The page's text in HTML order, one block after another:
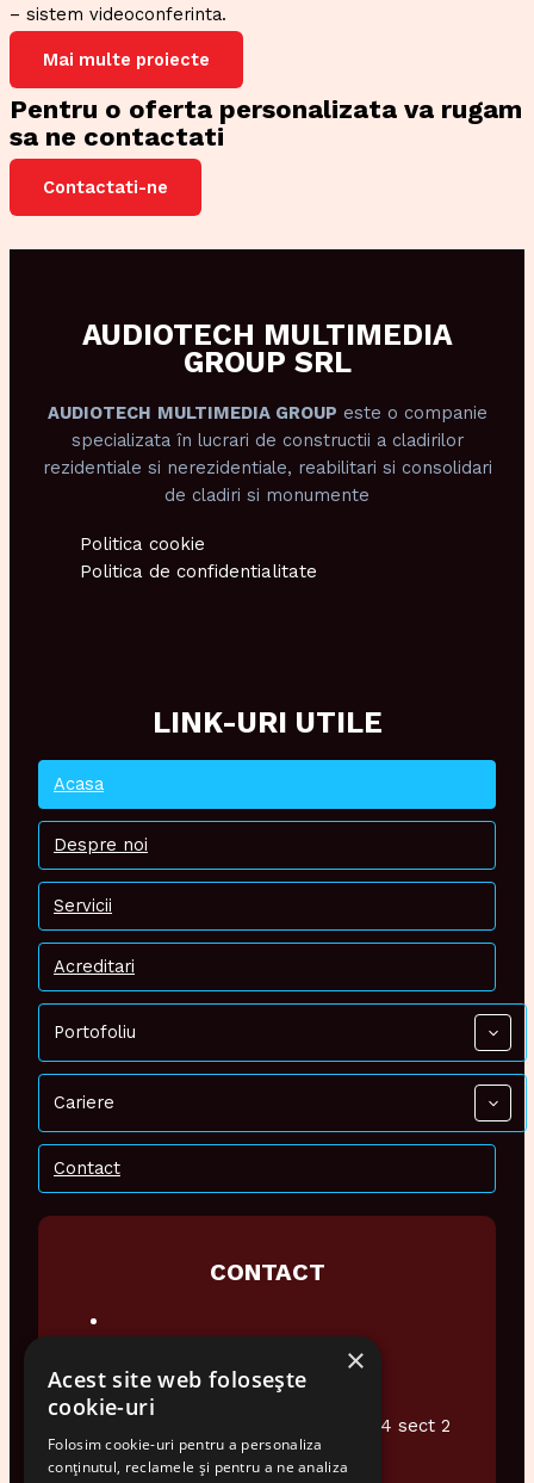
– sistem videoconferinta.
Mai multe proiecte
Pentru o oferta personalizata va rugam
sa ne contactati
Contactati-ne
AUDIOTECH MULTIMEDIA
GROUP SRL
AUDIOTECH MULTIMEDIA GROUP este o companie
specializata în lucrari de constructii a cladirilor
rezidentiale si nerezidentiale, reabilitari si consolidari
de cladiri si monumente
Politica cookie
Politica de confidentialitate
LINK-URI UTILE
Acasa
Despre noi
Servicii
Acreditari
Portofoliu
Cariere
Contact
CONTACT
0374 948 076
office@audiotech.ro
Str. Popa Soare Nr 16 et.2 Ap4 sect 2
Bucuresti
×
Acest site web folosește
cookie-uri
Folosim cookie-uri pentru a personaliza
conținutul, reclamele și pentru a ne analiza